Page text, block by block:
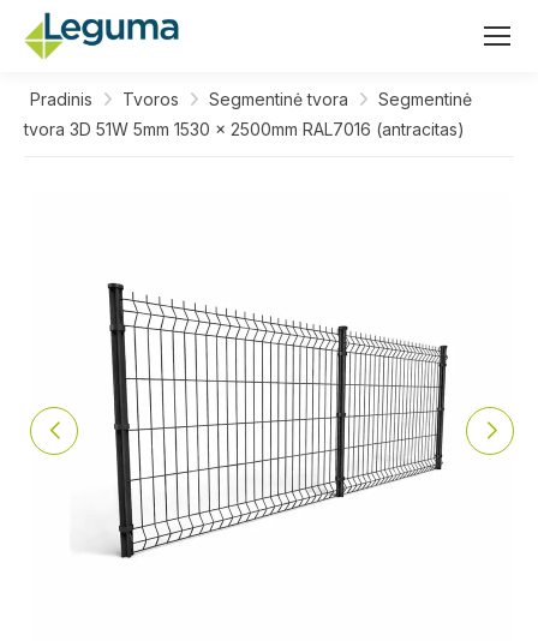
Pradinis Tvoros Segmentinė tvora
Segmentinė
tvora 3D 51W 5mm 1530 x 2500mm RAL7016 (antracitas)